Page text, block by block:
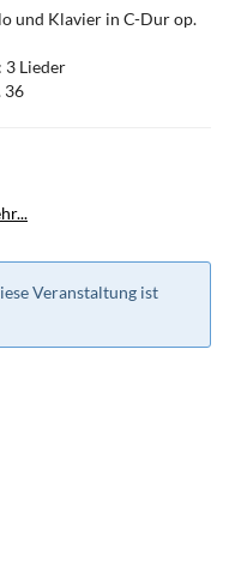
und Klavier in C-Dur op.
3 Lieder
36
Veranstaltung ist